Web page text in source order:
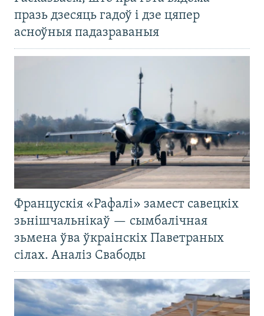
празь дзесяць гадоў і дзе цяпер
асноўныя падазраваныя
Францускія «Рафалі» замест савецкіх
зьнішчальнікаў — сымбалічная
зьмена ўва ўкраінскіх Паветраных
сілах. Аналіз Свабоды